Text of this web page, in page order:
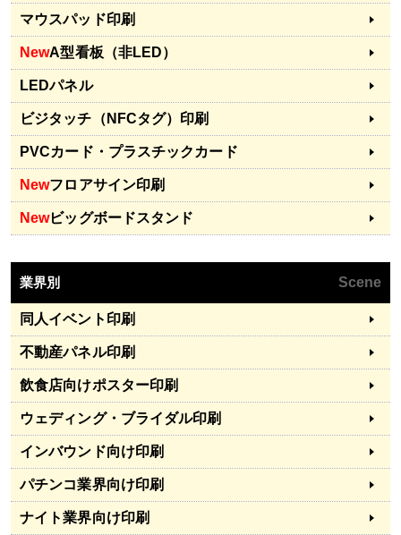
マウスパッド印刷
NewA型看板（非LED）
LEDパネル
ビジタッチ（NFCタグ）印刷
PVCカード・プラスチックカード
Newフロアサイン印刷
Newビッグボードスタンド
業界別 Scene
同人イベント印刷
不動産パネル印刷
飲食店向けポスター印刷
ウェディング・ブライダル印刷
インバウンド向け印刷
パチンコ業界向け印刷
ナイト業界向け印刷